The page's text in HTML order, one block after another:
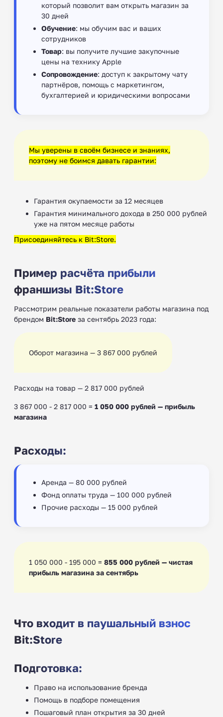
который позволит вам открыть магазин за
30 дней
Обучение: мы обучим вас и ваших
сотрудников
Товар: вы получите лучшие закупочные
цены на технику Apple
Сопровождение: доступ к закрытому чату
партнёров, помощь с маркетингом,
бухгалтерией и юридическими вопросами
Мы уверены в своём бизнесе и знаниях,
поэтому не боимся давать гарантии:
Гарантия окупаемости за 12 месяцев
Гарантия минимального дохода в 250 000 рублей
уже на пятом месяце работы
Присоединяйтесь к Bit:Store.
Пример расчёта прибыли
франшизы Bit:Store
Рассмотрим реальные показатели работы магазина под
брендом Bit:Store за сентябрь 2023 года:
Оборот магазина — 3 867 000 рублей
Расходы на товар — 2 817 000 рублей
3 867 000 - 2 817 000 = 1 050 000 рублей — прибыль
магазина
Расходы:
Аренда — 80 000 рублей
Фонд оплаты труда — 100 000 рублей
Прочие расходы — 15 000 рублей
1 050 000 - 195 000 = 855 000 рублей — чистая
прибыль магазина за сентябрь
Что входит в паушальный взнос
Bit:Store
Подготовка:
Право на использование бренда
Помощь в подборе помещения
Пошаговый план открытия за 30 дней